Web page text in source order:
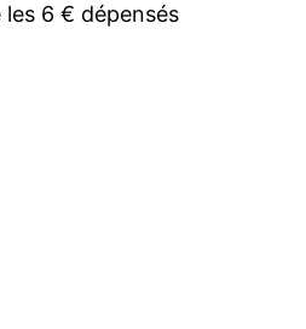
6 € dépensés